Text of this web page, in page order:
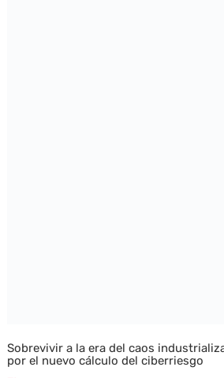
Sobrevivir a la era del caos
por el nuevo cálculo del ciberriesgo